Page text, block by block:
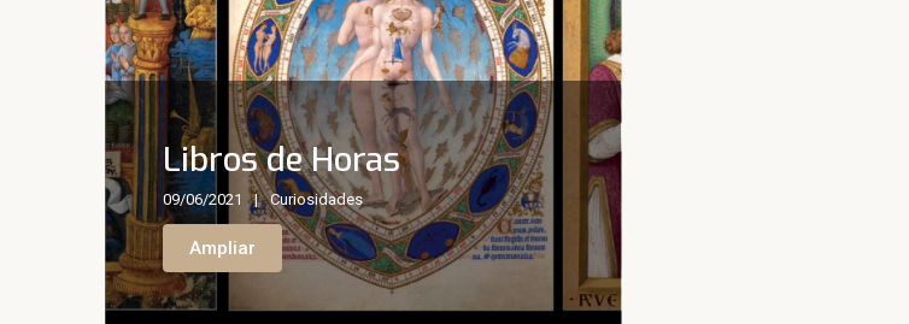
Libros de Horas
09/06/2021 Curiosidades
Ampliar